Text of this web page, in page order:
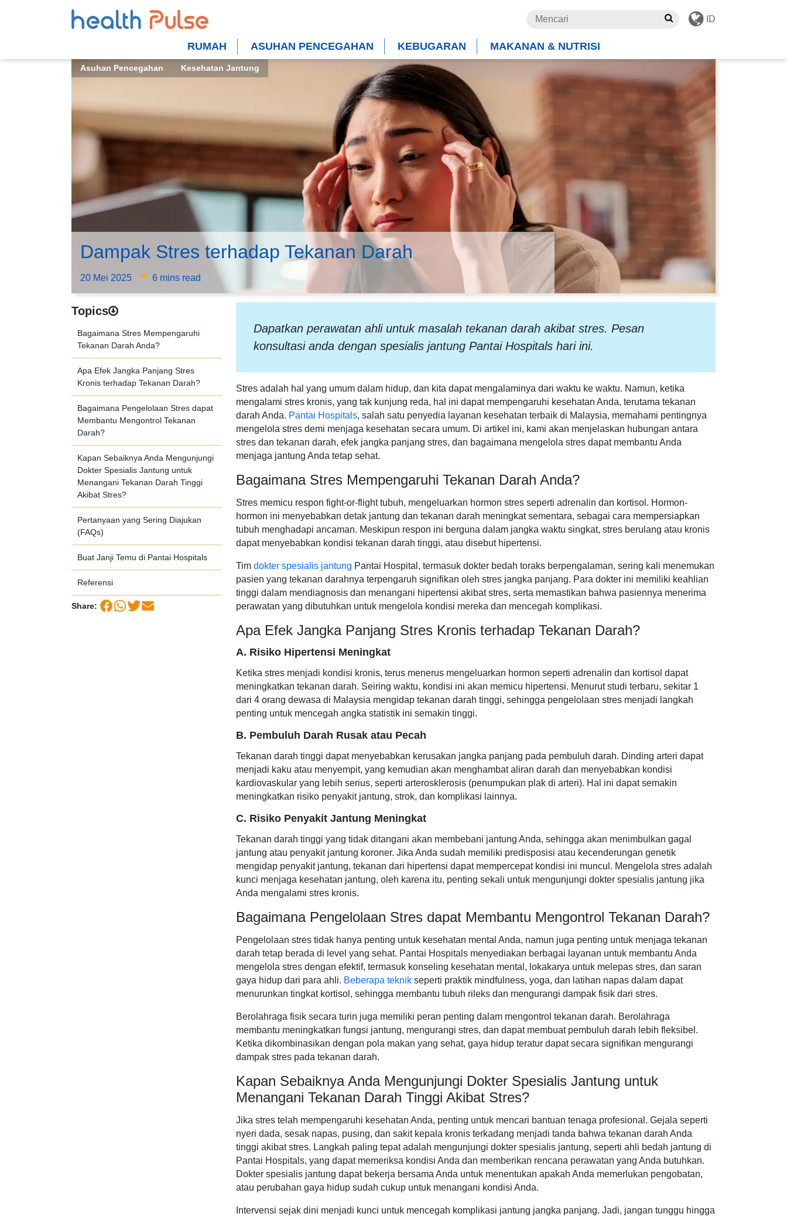
ID
RUMAH ASUHAN PENCEGAHAN KEBUGARAN MAKANAN & NUTRISI
Asuhan Pencegahan Kesehatan Jantung
Dampak Stres terhadap Tekanan Darah
20 Mei 2025 · 6 mins read
Topics
Bagaimana Stres Mempengaruhi
Tekanan Darah Anda?
Apa Efek Jangka Panjang Stres
Kronis terhadap Tekanan Darah?
Bagaimana Pengelolaan Stres dapat
Membantu Mengontrol Tekanan
Darah?
Kapan Sebaiknya Anda Mengunjungi
Dokter Spesialis Jantung untuk
Menangani Tekanan Darah Tinggi
Akibat Stres?
Pertanyaan yang Sering Diajukan
(FAQs)
Buat Janji Temu di Pantai Hospitals
Referensi
Share:
Dapatkan perawatan ahli untuk masalah tekanan darah akibat stres. Pesan
konsultasi anda dengan spesialis jantung Pantai Hospitals hari ini.
Stres adalah hal yang umum dalam hidup, dan kita dapat mengalaminya dari waktu ke waktu. Namun, ketika
mengalami stres kronis, yang tak kunjung reda, hal ini dapat mempengaruhi kesehatan Anda, terutama tekanan
darah Anda. Pantai Hospitals, salah satu penyedia layanan kesehatan terbaik di Malaysia, memahami pentingnya
mengelola stres demi menjaga kesehatan secara umum. Di artikel ini, kami akan menjelaskan hubungan antara
stres dan tekanan darah, efek jangka panjang stres, dan bagaimana mengelola stres dapat membantu Anda
menjaga jantung Anda tetap sehat.
Bagaimana Stres Mempengaruhi Tekanan Darah Anda?
Stres memicu respon fight-or-flight tubuh, mengeluarkan hormon stres seperti adrenalin dan kortisol. Hormon-
hormon ini menyebabkan detak jantung dan tekanan darah meningkat sementara, sebagai cara mempersiapkan
tubuh menghadapi ancaman. Meskipun respon ini berguna dalam jangka waktu singkat, stres berulang atau kronis
dapat menyebabkan kondisi tekanan darah tinggi, atau disebut hipertensi.
Tim dokter spesialis jantung Pantai Hospital, termasuk dokter bedah toraks berpengalaman, sering kali menemukan
pasien yang tekanan darahnya terpengaruh signifikan oleh stres jangka panjang. Para dokter ini memiliki keahlian
tinggi dalam mendiagnosis dan menangani hipertensi akibat stres, serta memastikan bahwa pasiennya menerima
perawatan yang dibutuhkan untuk mengelola kondisi mereka dan mencegah komplikasi.
Apa Efek Jangka Panjang Stres Kronis terhadap Tekanan Darah?
A. Risiko Hipertensi Meningkat
Ketika stres menjadi kondisi kronis, terus menerus mengeluarkan hormon seperti adrenalin dan kortisol dapat
meningkatkan tekanan darah. Seiring waktu, kondisi ini akan memicu hipertensi. Menurut studi terbaru, sekitar 1
dari 4 orang dewasa di Malaysia mengidap tekanan darah tinggi, sehingga pengelolaan stres menjadi langkah
penting untuk mencegah angka statistik ini semakin tinggi.
B. Pembuluh Darah Rusak atau Pecah
Tekanan darah tinggi dapat menyebabkan kerusakan jangka panjang pada pembuluh darah. Dinding arteri dapat
menjadi kaku atau menyempit, yang kemudian akan menghambat aliran darah dan menyebabkan kondisi
kardiovaskular yang lebih serius, seperti arterosklerosis (penumpukan plak di arteri). Hal ini dapat semakin
meningkatkan risiko penyakit jantung, strok, dan komplikasi lainnya.
C. Risiko Penyakit Jantung Meningkat
Tekanan darah tinggi yang tidak ditangani akan membebani jantung Anda, sehingga akan menimbulkan gagal
jantung atau penyakit jantung koroner. Jika Anda sudah memiliki predisposisi atau kecenderungan genetik
mengidap penyakit jantung, tekanan dari hipertensi dapat mempercepat kondisi ini muncul. Mengelola stres adalah
kunci menjaga kesehatan jantung, oleh karena itu, penting sekali untuk mengunjungi dokter spesialis jantung jika
Anda mengalami stres kronis.
Bagaimana Pengelolaan Stres dapat Membantu Mengontrol Tekanan Darah?
Pengelolaan stres tidak hanya penting untuk kesehatan mental Anda, namun juga penting untuk menjaga tekanan
darah tetap berada di level yang sehat. Pantai Hospitals menyediakan berbagai layanan untuk membantu Anda
mengelola stres dengan efektif, termasuk konseling kesehatan mental, lokakarya untuk melepas stres, dan saran
gaya hidup dari para ahli. Beberapa teknikseperti praktik mindfulness, yoga, dan latihan napas dalam dapat
menurunkan tingkat kortisol, sehingga membantu tubuh rileks dan mengurangi dampak fisik dari stres.
Berolahraga fisik secara turin juga memiliki peran penting dalam mengontrol tekanan darah. Berolahraga
membantu meningkatkan fungsi jantung, mengurangi stres, dan dapat membuat pembuluh darah lebih fleksibel.
Ketika dikombinasikan dengan pola makan yang sehat, gaya hidup teratur dapat secara signifikan mengurangi
dampak stres pada tekanan darah.
Kapan Sebaiknya Anda Mengunjungi Dokter Spesialis Jantung untuk
Menangani Tekanan Darah Tinggi Akibat Stres?
Jika stres telah mempengaruhi kesehatan Anda, penting untuk mencari bantuan tenaga profesional. Gejala seperti
nyeri dada, sesak napas, pusing, dan sakit kepala kronis terkadang menjadi tanda bahwa tekanan darah Anda
tinggi akibat stres. Langkah paling tepat adalah mengunjungi dokter spesialis jantung, seperti ahli bedah jantung di
Pantai Hospitals, yang dapat memeriksa kondisi Anda dan memberikan rencana perawatan yang Anda butuhkan.
Dokter spesialis jantung dapat bekerja bersama Anda untuk menentukan apakah Anda memerlukan pengobatan,
atau perubahan gaya hidup sudah cukup untuk menangani kondisi Anda.
Intervensi sejak dini menjadi kunci untuk mencegah komplikasi jantung jangka panjang. Jadi, jangan tunggu hingga